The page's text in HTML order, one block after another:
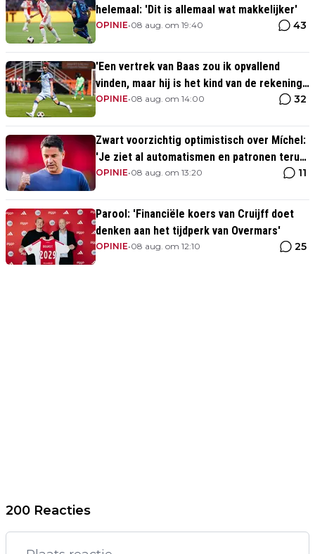
helemaal: 'Dit is allemaal wat makkelijker'
OPINIE•08 aug. om 19:40 43
'Een vertrek van Baas zou ik opvallend
vinden, maar hij is het kind van de rekening
van de komst van Blind'
OPINIE•08 aug. om 14:00 32
Zwart voorzichtig optimistisch over Míchel:
'Je ziet al automatismen en patronen terug,
maar...'
OPINIE•08 aug. om 13:20 11
Parool: 'Financiële koers van Cruijff doet
denken aan het tijdperk van Overmars'
OPINIE•08 aug. om 12:10 25
200 Reacties